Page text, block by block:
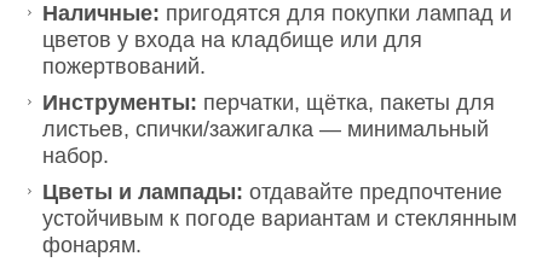
Наличные: пригодятся для покупки лампад и
цветов у входа на кладбище или для
пожертвований.
Инструменты: перчатки, щётка, пакеты для
листьев, спички/зажигалка — минимальный
набор.
Цветы и лампады: отдавайте предпочтение
устойчивым к погоде вариантам и стеклянным
фонарям.